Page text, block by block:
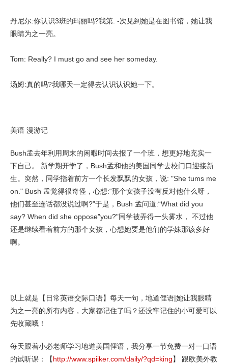
丹尼尔:你认识3班的玛丽吗?我第. -次见到她是在图书馆，她让我
眼睛为之一亮。
Tom: Really? I must go and see her someday.
汤姆:真的吗?我哪天一定得去认识认识她一下。
美语 漫游记
Bush孟去年利用周末的闲暇时间去报了一个班，想更好地充实一
下自己。 新学期开学了，Bush孟和他的美国同学去校门口迎接新
生。突然，同学指着前方一个长发飘飘的女孩，说: "She tums me
on." Bush 孟觉得很奇怪，心想:“那个女孩子没有反对他什么呀，
他们甚至连话都没说过啊?”于是，Bush 孟问道:“What did you
say? When did she oppose”you?"同学被弄得一头雾水， 不过他
还是继续看着前方的那个女孩，心想她要是他们的学妹那该多好
啊。
以上就是【日常英语交际口语】每天一句，地道俚语|她让我眼睛
为之一亮的所有内容，大家都记住了吗？还没牢记住的小可爱可以
先收藏哦！
每天跟着小必老师学习地道美国俚语，我分享一节免费一对一口语
的试听课：【http://www.spiiker.com/daily/?qd=king】 跟欧美外教